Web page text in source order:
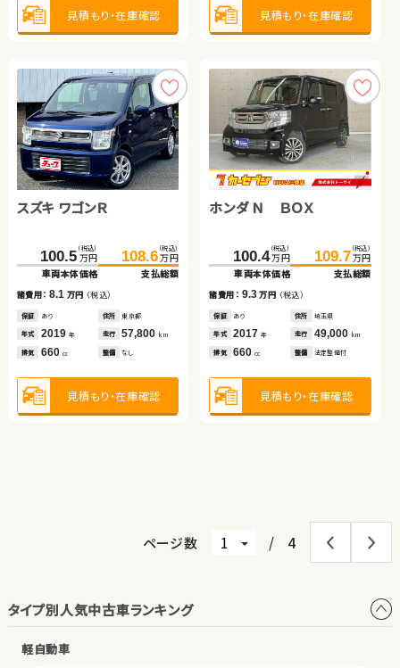
見積もり・在庫確認 見積もり・在庫確認
スズキ ワゴンＲ
100.5 （税込）
万円
車両本体価格
108.6 （税込）
万円
支払総額
諸費用：8.1 万円 （税込）
保証 あり 住所 東京都
年式 2019 年 走行 57,800 km
排気 660 cc 整備 なし
見積もり・在庫確認
ホンダ Ｎ ＢＯＸ
100.4 （税込）
万円
車両本体価格
109.7 （税込）
万円
支払総額
諸費用： 9.3万円 （税込）
保証 あり 住所 埼玉県
年式 2017年 走行 49,000 km
排気 660cc 整備 法定整備付
見積もり・在庫確認
排気 2,400cc 整備 なし 排気 660 整備 法定整備付
トヨタ プリウス
54.7万円
車両本体価格
諸費用：9.3 万円 （税込）
保証 なし 住所 岡山県
排気 1,800cc 整備 法定整備付
ホンダ フィット
29.2万円
車両本体価格
諸費用：11.6万円 （税込）
保証 あり 住所 埼玉県
排気 1,400cc 整備 法定整備付
保証 なし 住所 群馬県
年式 2022年 走行 11,400km
見積もり・在庫確認
保証 なし 住所 岡山県
年式 2016年 走行 88,900km
見積もり・在庫確認
ダイハツ ムーヴ
57.7
車両本体価格
63.3 万円
諸費用：5.6万円（税込）
保証 なし 住所 岡山県
年式 2019年 走行 99,500km
日産 セレナ
95.1
車両本体価格
109.4 万円
支払総額
諸費用：14.3万円（税込）
保証 あり 住所 岩手県
年式 2014年 走行 78,800km
ページ数 / 4
タイプ別人気中古車ランキング
軽自動車